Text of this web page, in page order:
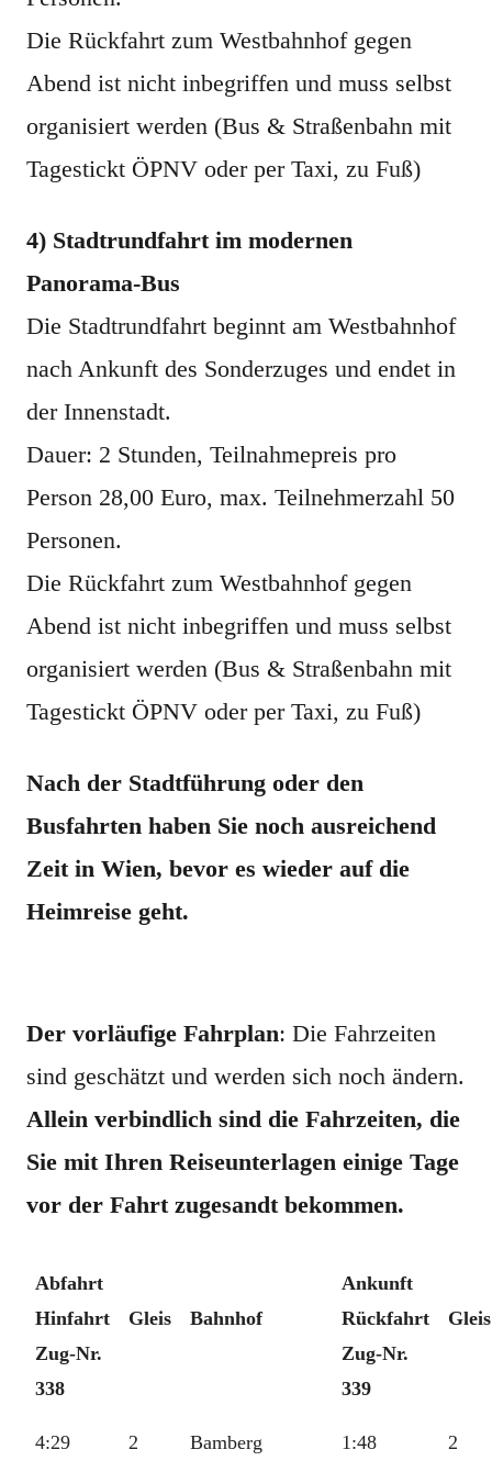
Die Rückfahrt zum Westbahnhof gegen
Abend ist nicht inbegriffen und muss selbst
organisiert werden (Bus & Straßenbahn mit
Tagestickt ÖPNV oder per Taxi, zu Fuß)
4) Stadtrundfahrt im modernen
Panorama-Bus
Die Stadtrundfahrt beginnt am Westbahnhof
nach Ankunft des Sonderzuges und endet in
der Innenstadt.
Dauer: 2 Stunden, Teilnahmepreis pro
Person 28,00 Euro, max. Teilnehmerzahl 50
Personen.
Die Rückfahrt zum Westbahnhof gegen
Abend ist nicht inbegriffen und muss selbst
organisiert werden (Bus & Straßenbahn mit
Tagestickt ÖPNV oder per Taxi, zu Fuß)
Nach der Stadtführung oder den
Busfahrten haben Sie noch ausreichend
Zeit in Wien, bevor es wieder auf die
Heimreise geht.
Der vorläufige Fahrplan: Die Fahrzeiten
sind geschätzt und werden sich noch ändern.
Allein verbindlich sind die Fahrzeiten, die
Sie mit Ihren Reiseunterlagen einige Tage
vor der Fahrt zugesandt bekommen.
Abfahrt
Hinfahrt
Zug-Nr.
338
Gleis Bahnhof
Ankunft
Rückfahrt
Zug-Nr.
339
Gleis
4:29 2 Bamberg 1:48 2